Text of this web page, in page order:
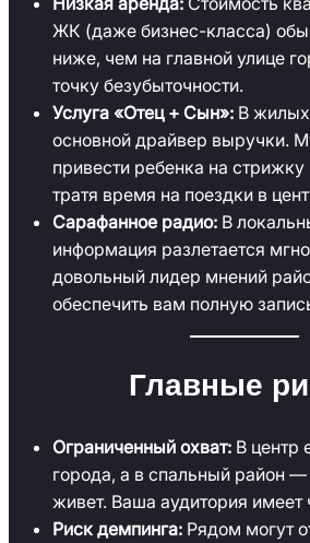
ЖК (даже бизнес-класса)
ниже, чем на главной улице
точку безубыточности.
Услуга «Отец + Сын»: В жилых
основной драйвер выручки.
привести ребенка на
тратя время на поездки в
Сарафанное радио: В
информация разлетается
довольный лидер мнений
обеспечить вам полную
Главные
Ограниченный охват: В центр
города, а в спальный район —
живет. Ваша аудитория имеет
Риск демпинга: Рядом могут